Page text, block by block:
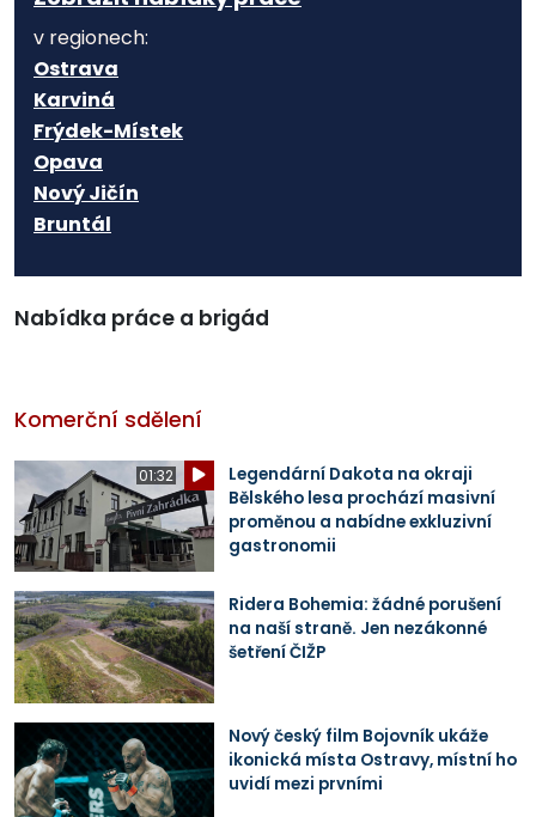
v regionech:
Ostrava
Karviná
Frýdek-Místek
Opava
Nový Jičín
Bruntál
Nabídka práce a brigád
Komerční sdělení
01:32
Legendární Dakota na okraji
Bělského lesa prochází masivní
proměnou a nabídne exkluzivní
gastronomii
Ridera Bohemia: žádné porušení
na naší straně. Jen nezákonné
šetření ČIŽP
Nový český film Bojovník ukáže
ikonická místa Ostravy, místní ho
uvidí mezi prvními